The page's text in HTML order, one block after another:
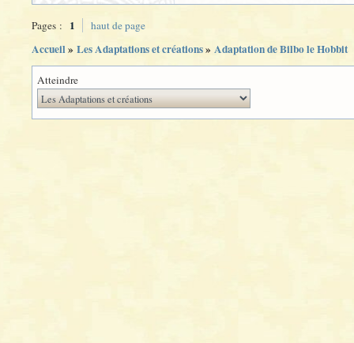
Pages : 1 haut de page
Accueil» Les Adaptations et créations» Adaptation de Bilbo le Hobbit
Atteindre